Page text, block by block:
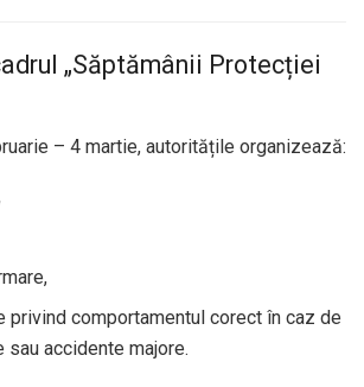
„Săptămânii Protecției
– 4 martie, autoritățile organizează:
privind comportamentul corect în caz de
sau accidente majore.